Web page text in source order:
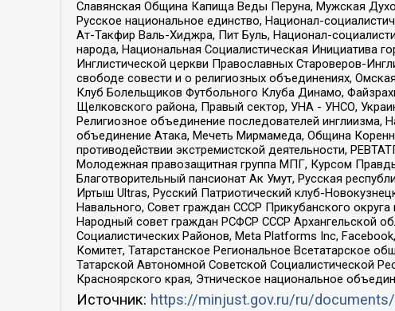
Славянская Община Капища Веды Перуна, Мужская
Русское национальное единство, Национал-
Ат-Такфир Валь-Хиджра, Пит Буль, Национал-
народа, Национальная Социалистическая Инициатива
Инглистической церкви Православных Староверов-
свободе совести и о религиозных объединениях,
Клуб Болельщиков Футбольного Клуба Динамо,
Щелковского района, Правый сектор, УНА - УНСО,
Религиозное объединение последователей инглиизма,
объединение Атака, Мечеть Мирмамеда, Община
противодействии экстремистской деятельности,
Молодежная правозащитная группа МПГ, Курсом
Благотворительный пансионат Ак Умут, Русская
Иртыш Ultras, Русский Патриотический клуб-
Навального, Совет граждан СССР Прикубанского
Народный совет граждан РСФСР СССР Архангельской
Социалистических Районов, Meta Platforms Inc,
Комитет, Татарстанское Региональное Всетатарское
Татарской Автономной Советской Социалистической
Красноярского края, Этническое национальное
Источник: https://minjust.gov.ru/ru/